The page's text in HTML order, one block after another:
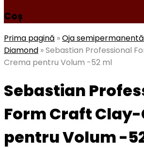
Coș
Prima pagină »Oja
Diamond »Sebastian Professional
Crema pentru Volum -52 ml
Sebastian
Form Craft
pentru Volum -